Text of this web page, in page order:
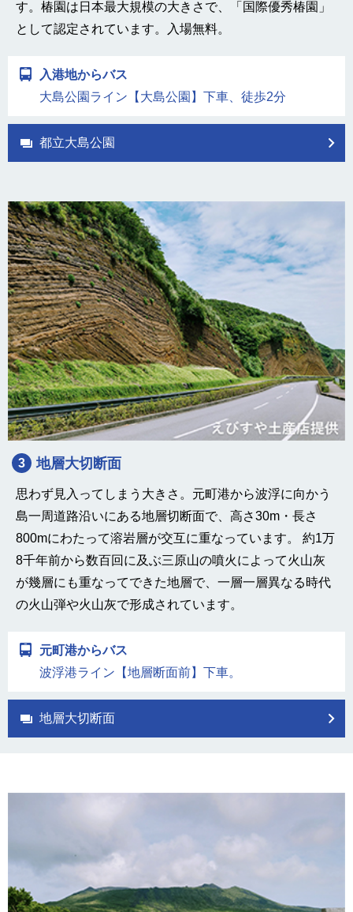
す。椿園は日本最大規模の大きさで、「国際優秀椿園」
として認定されています。入場無料。
入港地からバス
大島公園ライン【大島公園】下車、徒歩2分
都立大島公園
3 地層大切断面
思わず見入ってしまう大きさ。元町港から波浮に向かう
島一周道路沿いにある地層切断面で、高さ30m・長さ
800mにわたって溶岩層が交互に重なっています。 約1万
8千年前から数百回に及ぶ三原山の噴火によって火山灰
が幾層にも重なってできた地層で、一層一層異なる時代
の火山弾や火山灰で形成されています。
元町港からバス
波浮港ライン【地層断面前】下車。
地層大切断面